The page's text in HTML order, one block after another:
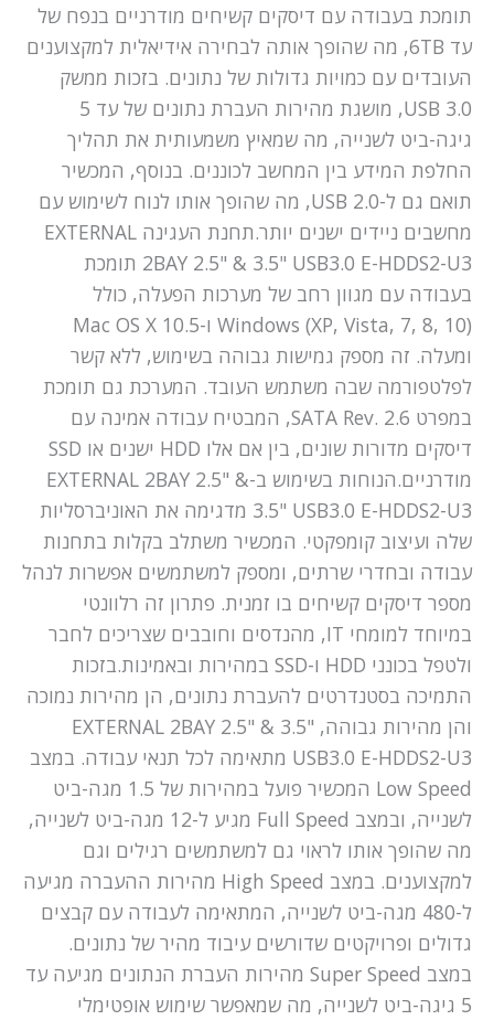
תומכת בעבודה עם דיסקים קשיחים מודרניים בנפח של
עד 6TB, מה שהופך אותה לבחירה אידיאלית למקצוענים
העובדים עם כמויות גדולות של נתונים. בזכות ממשק
USB 3.0, מושגת מהירות העברת נתונים של עד 5
גיגה-ביט לשנייה, מה שמאיץ משמעותית את תהליך
החלפת המידע בין המחשב לכוננים. בנוסף, המכשיר
תואם גם ל-USB 2.0, מה שהופך אותו לנוח לשימוש עם
מחשבים ניידים ישנים יותר.תחנת העגינה EXTERNAL
2BAY 2.5" & 3.5" USB3.0 E-HDDS2-U3 תומכת
בעבודה עם מגוון רחב של מערכות הפעלה, כולל
Windows (XP, Vista, 7, 8, 10) ו-Mac OS X 10.5
ומעלה. זה מספק גמישות גבוהה בשימוש, ללא קשר
לפלטפורמה שבה משתמש העובד. המערכת גם תומכת
במפרט SATA Rev. 2.6, המבטיח עבודה אמינה עם
דיסקים מדורות שונים, בין אם אלו HDD ישנים או SSD
מודרניים.הנוחות בשימוש ב-EXTERNAL 2BAY 2.5" &
3.5" USB3.0 E-HDDS2-U3 מדגימה את האוניברסליות
שלה ועיצוב קומפקטי. המכשיר משתלב בקלות בתחנות
עבודה ובחדרי שרתים, ומספק למשתמשים אפשרות לנהל
מספר דיסקים קשיחים בו זמנית. פתרון זה רלוונטי
במיוחד למומחי IT, מהנדסים וחובבים שצריכים לחבר
ולטפל בכונני HDD ו-SSD במהירות ובאמינות.בזכות
התמיכה בסטנדרטים להעברת נתונים, הן מהירות נמוכה
והן מהירות גבוהה, EXTERNAL 2BAY 2.5" & 3.5"
USB3.0 E-HDDS2-U3 מתאימה לכל תנאי עבודה. במצב
Low Speed המכשיר פועל במהירות של 1.5 מגה-ביט
לשנייה, ובמצב Full Speed מגיע ל-12 מגה-ביט לשנייה,
מה שהופך אותו לראוי גם למשתמשים רגילים וגם
למקצוענים. במצב High Speed מהירות ההעברה מגיעה
ל-480 מגה-ביט לשנייה, המתאימה לעבודה עם קבצים
גדולים ופרויקטים שדורשים עיבוד מהיר של נתונים.
במצב Super Speed מהירות העברת הנתונים מגיעה עד
5 גיגה-ביט לשנייה, מה שמאפשר שימוש אופטימלי